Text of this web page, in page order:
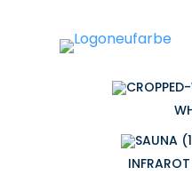
INFRAROT